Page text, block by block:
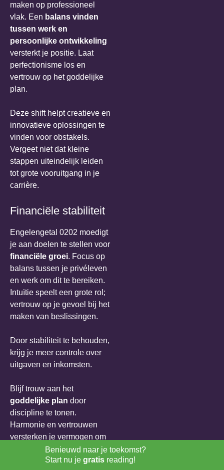
maken op professioneel
vlak. Een balans vinden
tussen werk en
persoonlijke ontwikkeling
versterkt je positie. Laat
perfectionisme los en
vertrouw op het goddelijke
plan.
Deze shift helpt creatieve en
innovatieve oplossingen te
vinden voor obstakels.
Vergeet niet dat kleine
stappen uiteindelijk leiden
tot grote vooruitgang in je
carrière.
Financiële stabiliteit
Engelengetal 0202 moedigt
je aan doelen te stellen voor
financiële groei. Focus op
balans tussen je privéleven
en werk om dit te bereiken.
Intuïtie speelt een grote rol;
vertrouw op je gevoel bij het
maken van beslissingen.
Door stabiliteit te behouden,
krijg je meer controle over
uitgaven en inkomsten.
Blijf trouw aan het
goddelijke plan door
discipline te tonen.
Harmonie en vertrouwen
versterken je vermogen om
financiële obstakels te
overwinnen. Kleine stappen,
Benieuwd naar je toekomst?
Start nu je gratis reading!